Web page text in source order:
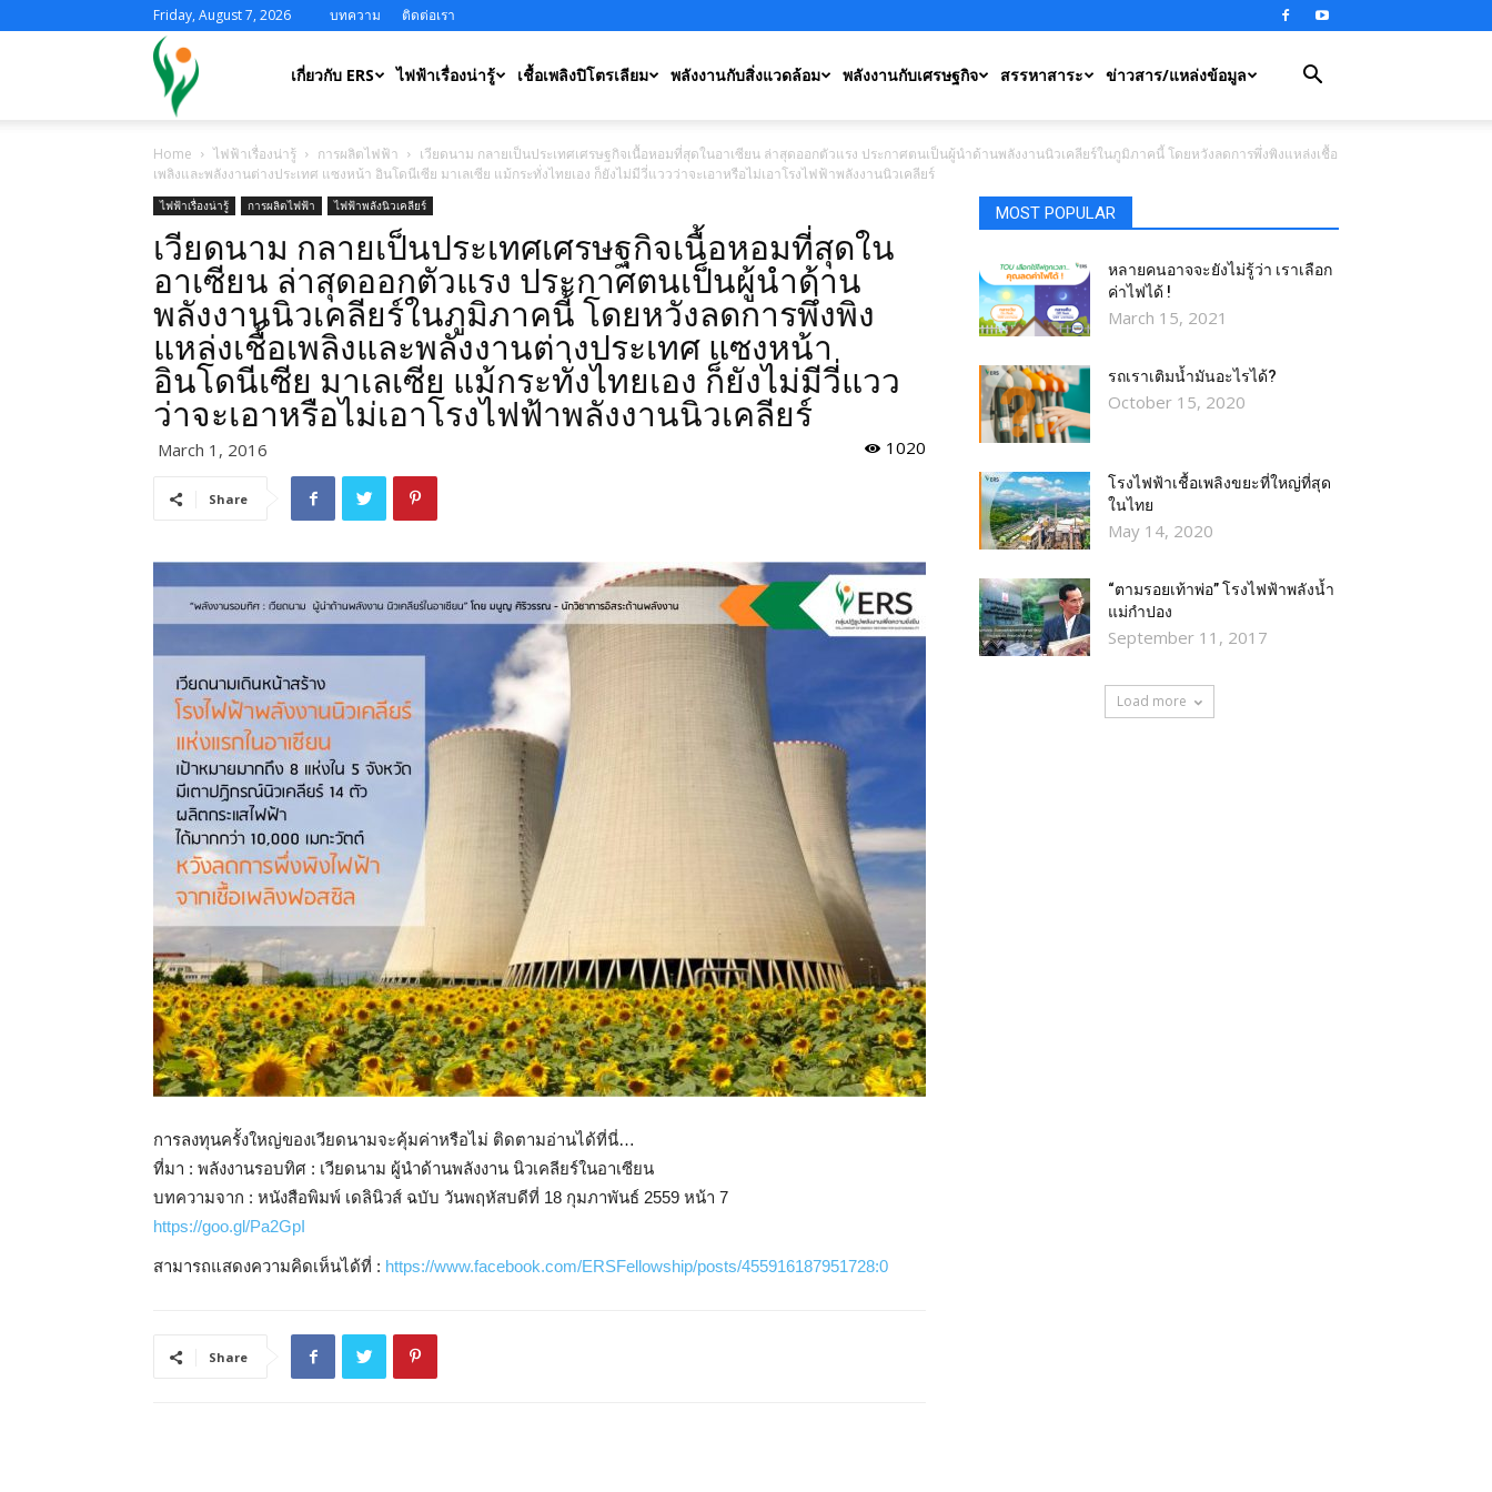
Friday, August 7, 2026 บทความ ติดต่อเรา
ERS เกี่ยวกับ ERS ไฟฟ้าเรื่องน่ารู้ เชื้อเพลิงปิโตรเลียม พลังงานกับสิ่งแวดล้อม พลังงานกับเศรษฐกิจ สรรหาสาระ ข่าวสาร/แหล่งข้อมูล
Home ไฟฟ้าเรื่องน่ารู้ การผลิตไฟฟ้า
เวียดนาม กลายเป็นประเทศเศรษฐกิจเนื้อหอมที่สุดในอาเซียน ล่าสุดออกตัวแรง ประกาศตนเป็นผู้นำด้านพลังงานนิวเคลียร์ในภูมิภาคนี้ โดยหวังลดการพึ่งพิงแหล่งเชื้อ
เพลิงและพลังงานต่างประเทศ แซงหน้า อินโดนีเซีย มาเลเซีย แม้กระทั่งไทยเอง ก็ยังไม่มีวี่แววว่าจะเอาหรือไม่เอาโรงไฟฟ้าพลังงานนิวเคลียร์
ไฟฟ้าเรื่องน่ารู้ การผลิตไฟฟ้า ไฟฟ้าพลังนิวเคลียร์
เวียดนาม กลายเป็นประเทศเศรษฐกิจเนื้อหอมที่สุดใน
อาเซียน ล่าสุดออกตัวแรง ประกาศตนเป็นผู้นำด้าน
พลังงานนิวเคลียร์ในภูมิภาคนี้ โดยหวังลดการพึ่งพิง
แหล่งเชื้อเพลิงและพลังงานต่างประเทศ แซงหน้า
อินโดนีเซีย มาเลเซีย แม้กระทั่งไทยเอง ก็ยังไม่มีวี่แวว
ว่าจะเอาหรือไม่เอาโรงไฟฟ้าพลังงานนิวเคลียร์
March 1, 2016 1020
Share
การลงทุนครั้งใหญ่ของเวียดนามจะคุ้มค่าหรือไม่ ติดตามอ่านได้ที่นี่…
ที่มา : พลังงานรอบทิศ : เวียดนาม ผู้นำด้านพลังงาน นิวเคลียร์ในอาเซียน
บทความจาก : หนังสือพิมพ์ เดลินิวส์ ฉบับ วันพฤหัสบดีที่ 18 กุมภาพันธ์ 2559 หน้า 7
https://goo.gl/Pa2GpI
สามารถแสดงความคิดเห็นได้ที่ : https://www.facebook.com/ERSFellowship/posts/455916187951728:0
Share
MOST POPULAR
หลายคนอาจจะยังไม่รู้ว่า เราเลือก
ค่าไฟได้ !
March 15, 2021
รถเราเติมน้ำมันอะไรได้?​
October 15, 2020
โรงไฟฟ้าเชื้อเพลิงขยะที่ใหญ่ที่สุด
ในไทย
May 14, 2020
“ตามรอยเท้าพ่อ” โรงไฟฟ้าพลังน้ำ
แม่กำปอง
September 11, 2017
Load more